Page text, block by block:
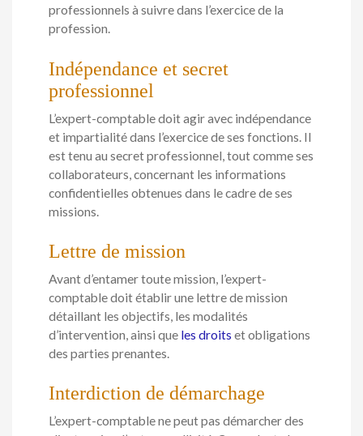
professionnels à suivre dans l’exercice de la
profession.
Indépendance et secret
professionnel
L’expert-comptable doit agir avec indépendance
et impartialité dans l’exercice de ses fonctions. Il
est tenu au secret professionnel, tout comme ses
collaborateurs, concernant les informations
confidentielles obtenues dans le cadre de ses
missions.
Lettre de mission
Avant d’entamer toute mission, l’expert-
comptable doit établir une lettre de mission
détaillant les objectifs, les modalités
d’intervention, ainsi que les droits et obligations
des parties prenantes.
Interdiction de démarchage
L’expert-comptable ne peut pas démarcher des